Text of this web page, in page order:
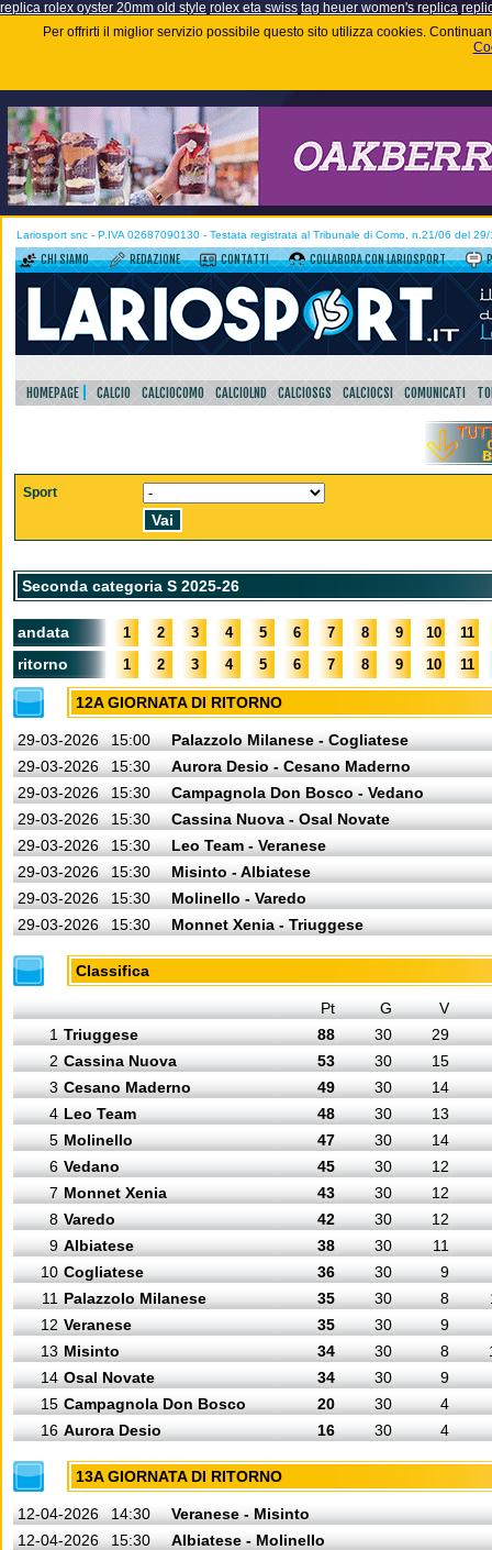
replica rolex oyster 20mm old style rolex eta swiss tag heuer women's replica
Per offrirti il miglior servizio possibile questo sito utilizza cookies.
Lariosport snc - P.IVA 02687090130 - Testata registrata al Tribunale di Como, n.21/06 del
CHI SIAMO REDAZIONE CONTATTI COLLABORA CON LARIOSPORT
HOMEPAGE CALCIO CALCIOCOMO CALCIOLND CALCIOSGS CALCIOCSI COMUNICATI
Sport
Seconda categoria S 2025-26
andata 1 2 3 4 5 6 7 8 9 10 11
ritorno 1 2 3 4 5 6 7 8 9 10 11
12A GIORNATA DI RITORNO
29-03-2026 15:00
Palazzolo Milanese - Cogliatese
29-03-2026
15:30
Aurora Desio - Cesano Maderno
29-03-2026
15:30
Campagnola Don Bosco - Vedano
29-03-2026
15:30
Cassina Nuova - Osal Novate
29-03-2026
15:30
Leo Team - Veranese
29-03-2026
15:30
Misinto - Albiatese
29-03-2026
15:30
Molinello - Varedo
29-03-2026
15:30 Monnet Xenia - Triuggese
Classifica
Pt G
V
1 Triuggese 88 30
29
2 Cassina Nuova 53 30
15
3 Cesano Maderno 49 30
14
4 Leo Team 48 30
13
5 Molinello 47 30
14
6 Vedano 45 30
12
7 Monnet Xenia 43 30
12
8 Varedo 42 30
12
9 Albiatese 38 30
11
10 Cogliatese 36 30
9
11 Palazzolo Milanese 35 30 8
12 Veranese 35 30
9
13 Misinto 34 30 8
14 Osal Novate 34 30
9
15 Campagnola Don Bosco 20 30
4
16 Aurora Desio 16 30 4
13A GIORNATA DI RITORNO
12-04-2026 14:30
Veranese - Misinto
12-04-2026
15:30
Albiatese - Molinello